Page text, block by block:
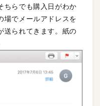
ちらでも購入日がわか
場でメールアドレスを
送られてきます。紙の